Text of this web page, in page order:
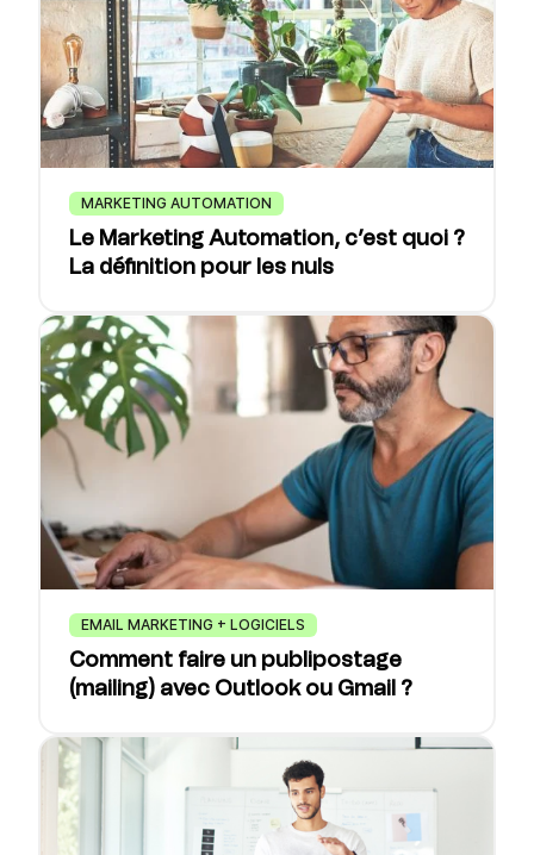
MARKETING AUTOMATION
Le Marketing Automation, c’est quoi ?
La définition pour les nuls
EMAIL MARKETING + LOGICIELS
Comment faire un publipostage
(mailing) avec Outlook ou Gmail ?